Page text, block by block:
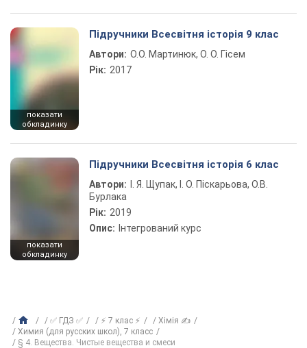
показати
обкладинку
Підручники Всесвітня історія 9 клас
Автори: О.О. Мартинюк, О. О. Гісем
Рік: 2017
показати
обкладинку
Підручники Всесвітня історія 6 клас
Автори:
І. Я. Щупак, І. О. Піскарьова, О.В.
Бурлака
Рік: 2019
Опис: Інтегрований курс
✅ ГДЗ ✅ ⚡ 7 клас ⚡
Хімія ✍
Химия (для русских школ), 7 класс
§ 4. Вещества. Чистые вещества и смеси